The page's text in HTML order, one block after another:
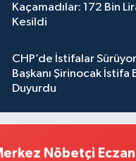
Kaçamadılar: 172 Bin
Kesildi
CHP’de İstifalar Sürüyor:
Başkanı Şirinocak İstifa
Duyurdu
Nöbetçi